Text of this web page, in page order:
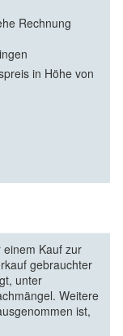
Rechnung
in Höhe von
Kauf zur
gebrauchter
unter
Weitere
ist,